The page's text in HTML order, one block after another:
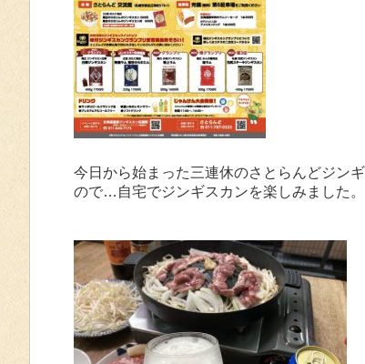
今日から始まった三連休のさとらんどジン
ので…自宅でジンギスカンを楽しみました。